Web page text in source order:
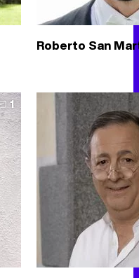
Roberto San
1